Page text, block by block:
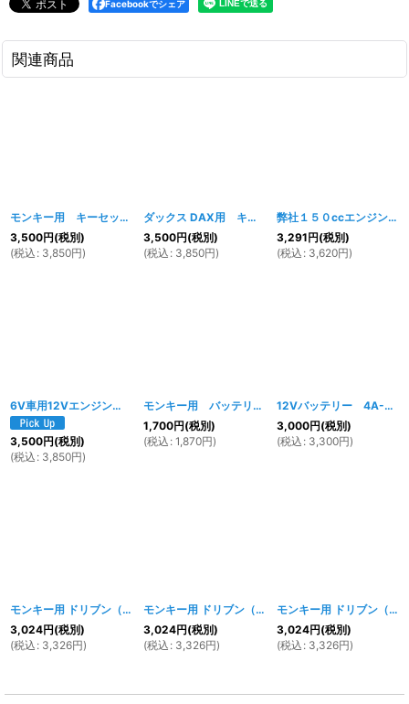
Facebookでシェア
関連商品
モンキー用 キーセットA [041w]
3,500円(税別)
(税込 : 3,850円)
ダックス DAX用 キーセット [488w]
3,500円(税別)
(税込 : 3,850円)
弊社１５０ccエンジン用 ガスケットセット
3,291円(税別)
(税込 : 3,620円)
6V車用12Vエンジン換装ハーネス [885w]
3,500円(税別)
(税込 : 3,850円)
モンキー用 バッテリーハンガー 12vバッテリー4A-5用
1,700円(税別)
(税込 : 1,870円)
12Vバッテリー 4A-BS モンキー等
3,000円(税別)
(税込 : 3,300円)
モンキー用 ドリブン（リア）スプロケット クロームメッキ 27T [ 1445w]
3,024円(税別)
(税込 : 3,326円)
モンキー用 ドリブン（リア）スプロケット クロームメッキ28T
3,024円(税別)
(税込 : 3,326円)
モンキー用 ドリブン（リア）スプロケット クロームメッキ29T
3,024円(税別)
(税込 : 3,326円)